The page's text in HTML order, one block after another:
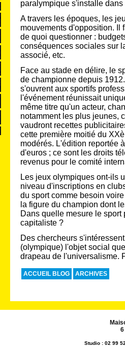
paralympique s'installe
A travers les époques, les
mouvements d'opposition. Il
de quoi questionner :
conséquences sociales sur
associé, etc.
Face au stade en délire, le
de championne depuis
s'ouvrent aux sportifs
l'événement réunissait
même titre qu'un acteur,
notamment les plus jeunes,
vaudront recettes
cette première moitié du
modérés. L'édition reportée
d'euros ; ce sont les droits
revenus pour le comité
Les jeux olympiques ont-ils
niveau d'inscriptions en
du sport comme besoin
la figure du champion dont
Dans quelle mesure le
capitaliste ?
Des chercheurs
(olympique) l'objet social
drapeau de l'universalisme.
ACCUEIL BLOG ARCHIVES
Studio : 02 99